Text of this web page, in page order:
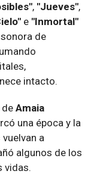
, "Jueves",
e "Inmortal"
de
intacto.
Amaia
una época y la
a
algunos de los
vidas.